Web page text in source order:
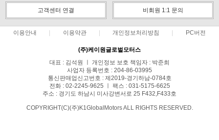
고객센터 연결 비회원 1:1 문의
이용안내 이용약관 개인정보처리방침 PC버전
(주)케이원글로벌모터스
대표 : 김석원 ㅣ 개인정보 보호 책임자 : 박준희
사업자 등록번호 : 204-86-03995
통신판매업신고번호 : 제2019-경기하남-0784호
전화 : 02-2245-9625 ㅣ 팩스 : 031-5175-6625
주소 : 경기도 하남시 미사강변서로 25 F432,F433호
COPYRIGHT(C)(주)K1GlobalMotors ALL RIGHTS RESERVED.